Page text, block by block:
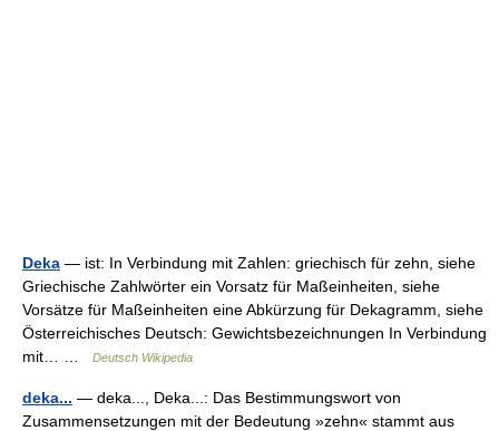
Deka — ist: In Verbindung mit Zahlen: griechisch für zehn, siehe
Griechische Zahlwörter ein Vorsatz für Maßeinheiten, siehe
Vorsätze für Maßeinheiten eine Abkürzung für Dekagramm, siehe
Österreichisches Deutsch: Gewichtsbezeichnungen In Verbindung
mit… …
Deutsch Wikipedia
deka... — deka..., Deka...: Das Bestimmungswort von
Zusammensetzungen mit der Bedeutung »zehn« stammt aus